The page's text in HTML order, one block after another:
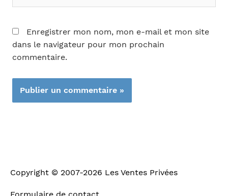
Enregistrer mon nom, mon e-mail et mon site
dans le navigateur pour mon prochain
commentaire.
Copyright © 2007-2026 Les Ventes Privées